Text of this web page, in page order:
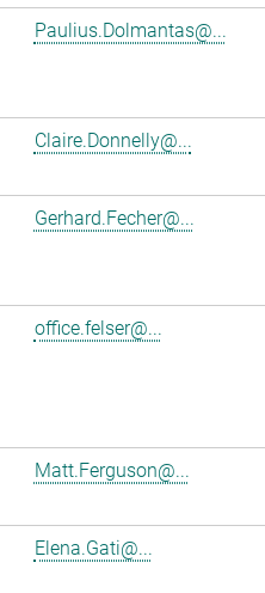
Paulius.Dolmantas@...
Claire.Donnelly@...
Gerhard.Fecher@...
office.felser@...
Matt.Ferguson@...
Elena.Gati@...